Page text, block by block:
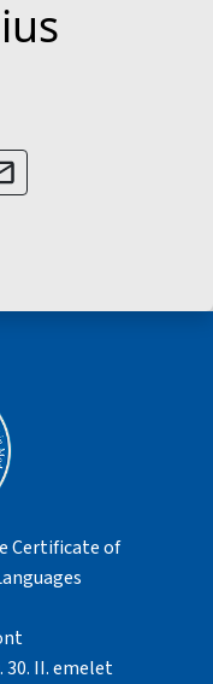
Certificate of
30. II. emelet